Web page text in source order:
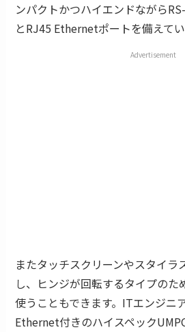
ンパクトかつハイエンドながら
とRJ45 Ethernetポートを備えてい
Advertisement
またタッチスクリーンやスタイラ
し、ヒンジが回転するタイプのた
使うこともできます。ITエンジニ
Ethernet付きのハイスペック